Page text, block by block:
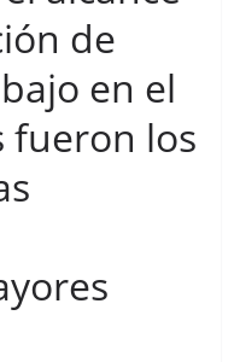
de
en el
fueron los